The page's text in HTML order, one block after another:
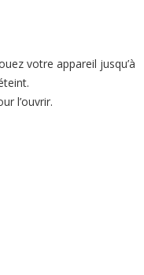
votre appareil jusqu’à
l’ouvrir.